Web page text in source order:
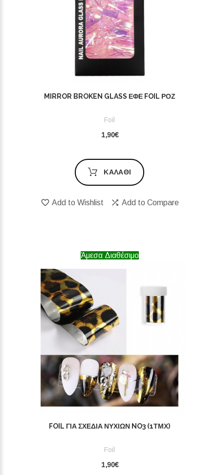
MIRROR BROKEN GLASS ΕΦΈ FOIL ΡΟΖ
Foil
1,90€
ΚΑΛΆΘΙ
Add to Wishlist Add to Compare
Άμεσα Διαθέσιμο
FOIL ΓΙΑ ΣΧΈΔΙΑ ΝΥΧΙΏΝ NO3 (1ΤΜΧ)
Foil
1,90€